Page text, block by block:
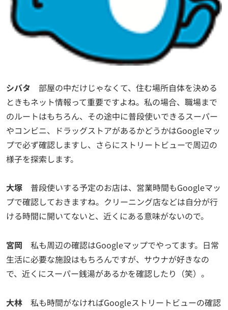
シバタ 部屋の中だけじゃなくて、住む場所自体を決める
ときもネット情報って重要ですよね。私の場合、職場まで
のルートはもちろん、その途中に普段使いできるスーパー
やコンビニ、ドラッグストアがあるかどうかはGoogleマッ
プで必ず確認しますし、さらにストリートビューで周辺の
様子を探索します。
大塚 普段使いする予定のお店は、営業時間もGoogleマッ
プで確認しておきますね。クリーニング店などは自分が行
ける時間に開いてないと、近くにある意味がないので。
宮岡 私も周辺の確認はGoogleマップでやってます。日常
生活に必要な施設はもちろんですが、サウナが好きなの
で、近くにスーパー銭湯があるかを確認したり（笑）。
大林 私も時間がなければGoogleストリートビューの確認